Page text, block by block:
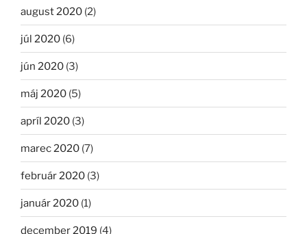
august 2020 (2)
júl 2020 (6)
jún 2020 (3)
máj 2020 (5)
apríl 2020 (3)
marec 2020 (7)
február 2020 (3)
január 2020 (1)
december 2019 (4)